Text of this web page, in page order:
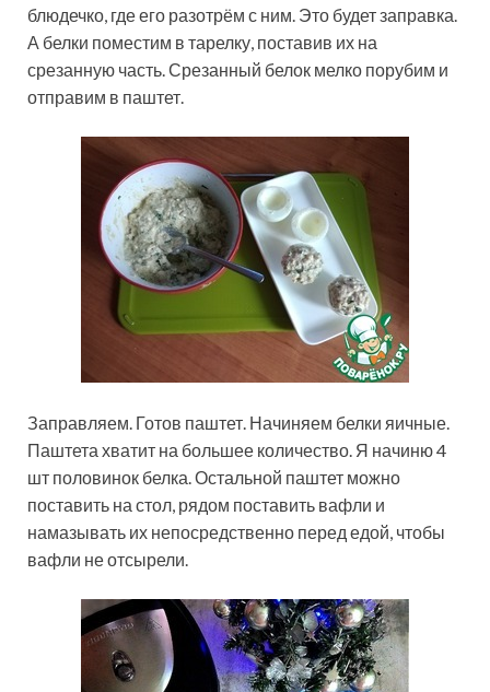
блюдечко, где его разотрём с ним. Это будет заправка.
А белки поместим в тарелку, поставив их на
срезанную часть. Срезанный белок мелко порубим и
отправим в паштет.
Заправляем. Готов паштет. Начиняем белки яичные.
Паштета хватит на большее количество. Я начиню 4
шт половинок белка. Остальной паштет можно
поставить на стол, рядом поставить вафли и
намазывать их непосредственно перед едой, чтобы
вафли не отсырели.